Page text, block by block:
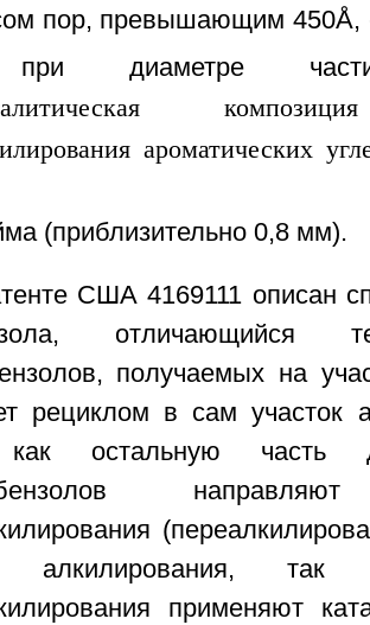
пор, превышающим 450Å,
диаметре частиц
(приблизительно 0,8 мм).
США 4169111 описан
получаемых на
рециклом в сам участок
остальную часть
алкилирования,
применяют